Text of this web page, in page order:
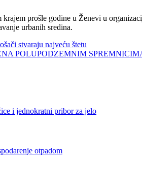
prošle godine u Ženevi u
urbanih sredina.
stvaraju najveću štetu
POLUPODZEMNIM SPREMNICIMA:
i jednokratni pribor za jelo
otpadom